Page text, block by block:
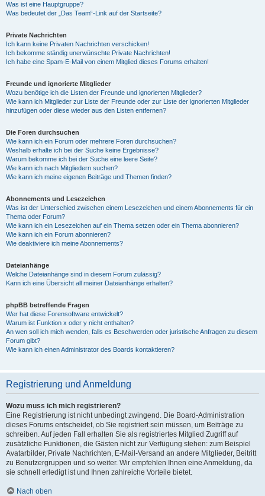
Was ist eine Hauptgruppe?
Was bedeutet der „Das Team“-Link auf der Startseite?
Private Nachrichten
Ich kann keine Privaten Nachrichten verschicken!
Ich bekomme ständig unerwünschte Private Nachrichten!
Ich habe eine Spam-E-Mail von einem Mitglied dieses Forums erhalten!
Freunde und ignorierte Mitglieder
Wozu benötige ich die Listen der Freunde und ignorierten Mitglieder?
Wie kann ich Mitglieder zur Liste der Freunde oder zur Liste der ignorierten Mitglieder
hinzufügen oder diese wieder aus den Listen entfernen?
Die Foren durchsuchen
Wie kann ich ein Forum oder mehrere Foren durchsuchen?
Weshalb erhalte ich bei der Suche keine Ergebnisse?
Warum bekomme ich bei der Suche eine leere Seite?
Wie kann ich nach Mitgliedern suchen?
Wie kann ich meine eigenen Beiträge und Themen finden?
Abonnements und Lesezeichen
Was ist der Unterschied zwischen einem Lesezeichen und einem Abonnements für ein
Thema oder Forum?
Wie kann ich ein Lesezeichen auf ein Thema setzen oder ein Thema abonnieren?
Wie kann ich ein Forum abonnieren?
Wie deaktiviere ich meine Abonnements?
Dateianhänge
Welche Dateianhänge sind in diesem Forum zulässig?
Kann ich eine Übersicht all meiner Dateianhänge erhalten?
phpBB betreffende Fragen
Wer hat diese Forensoftware entwickelt?
Warum ist Funktion x oder y nicht enthalten?
An wen soll ich mich wenden, falls es Beschwerden oder juristische Anfragen zu diesem
Forum gibt?
Wie kann ich einen Administrator des Boards kontaktieren?
Registrierung und Anmeldung
Wozu muss ich mich registrieren?
Eine Registrierung ist nicht unbedingt zwingend. Die Board-Administration
dieses Forums entscheidet, ob Sie registriert sein müssen, um Beiträge zu
schreiben. Auf jeden Fall erhalten Sie als registriertes Mitglied Zugriff auf
zusätzliche Funktionen, die Gästen nicht zur Verfügung stehen: zum Beispiel
Avatarbilder, Private Nachrichten, E-Mail-Versand an andere Mitglieder, Beitritt
zu Benutzergruppen und so weiter. Wir empfehlen Ihnen eine Anmeldung, da
sie schnell erledigt ist und Ihnen zahlreiche Vorteile bietet.
Nach oben